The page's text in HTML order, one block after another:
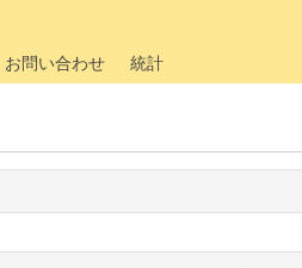
お問い合わせ 統計